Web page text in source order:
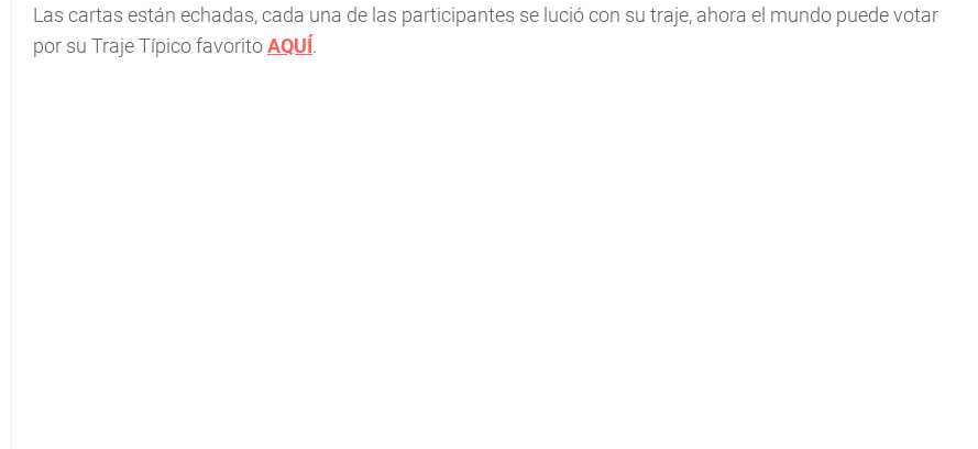
Las cartas están echadas, cada una de las participantes se lució con su traje, ahora el mundo puede votar
por su Traje Típico favoritoAQUÍ.